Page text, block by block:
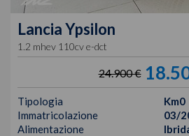
LanciaYpsilon
1.2 mhev 110cv e-dct
24.900 €
Tipologia
Km0
Immatricolazione
03/
Alimentazione